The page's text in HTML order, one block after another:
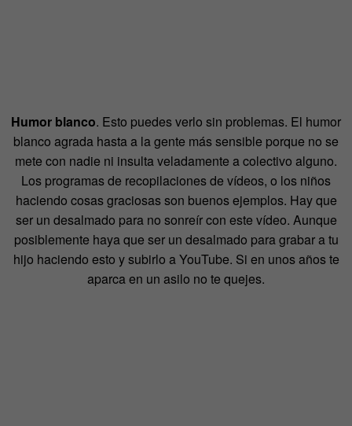
Humor blanco. Esto puedes verlo sin problemas. El humor
blanco agrada hasta a la gente más sensible porque no se
mete con nadie ni insulta veladamente a colectivo alguno.
Los programas de recopilaciones de vídeos, o los niños
haciendo cosas graciosas son buenos ejemplos. Hay que
ser un desalmado para no sonreír con este vídeo. Aunque
posiblemente haya que ser un desalmado para grabar a tu
hijo haciendo esto y subirlo a YouTube. Si en unos años te
aparca en un asilo no te quejes.